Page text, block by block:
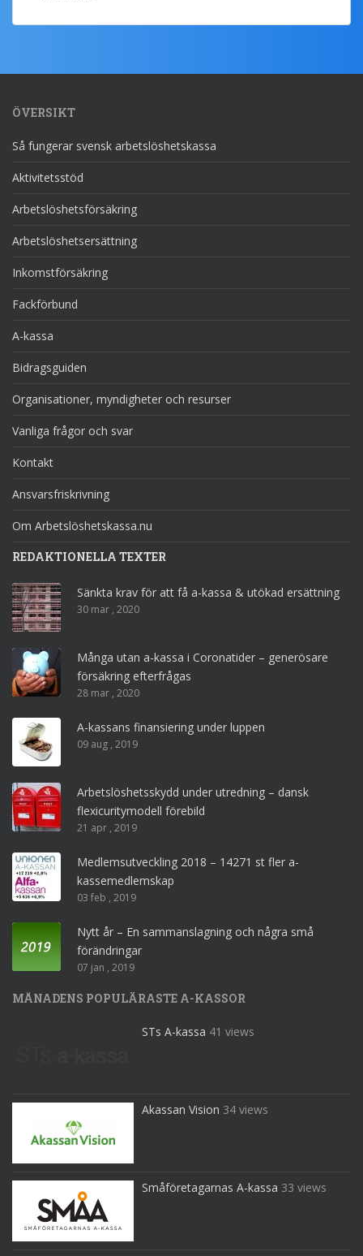
ÖVERSIKT
Så fungerar svensk arbetslöshetskassa
Aktivitetsstöd
Arbetslöshetsförsäkring
Arbetslöshetsersättning
Inkomstförsäkring
Fackförbund
A-kassa
Bidragsguiden
Organisationer, myndigheter och resurser
Vanliga frågor och svar
Kontakt
Ansvarsfriskrivning
Om Arbetslöshetskassa.nu
REDAKTIONELLA TEXTER
Sänkta krav för att få a-kassa & utökad ersättning
30 mar , 2020
Många utan a-kassa i Coronatider – generösare
försäkring efterfrågas
28 mar , 2020
A-kassans finansiering under luppen
09 aug , 2019
Arbetslöshetsskydd under utredning – dansk
flexicuritymodell förebild
21 apr , 2019
Medlemsutveckling 2018 – 14271 st fler a-
kassemedlemskap
03 feb , 2019
Nytt år – En sammanslagning och några små
förändringar
07 jan , 2019
MÅNADENS POPULÄRASTE A-KASSOR
STs A-kassa 41 views
Akassan Vision 34 views
Småföretagarnas A-kassa 33 views